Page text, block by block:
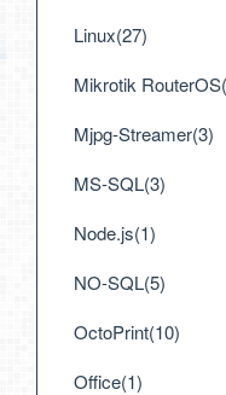
Linux(27)
Mikrotik
Mjpg-Streamer(3)
MS-SQL(3)
Node.js(1)
NO-SQL(5)
OctoPrint(10)
Office(1)